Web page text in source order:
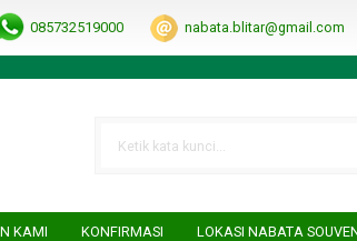
085732519000 nabata.blitar@gmail.com
KAMI KONFIRMASI LOKASI NABATA